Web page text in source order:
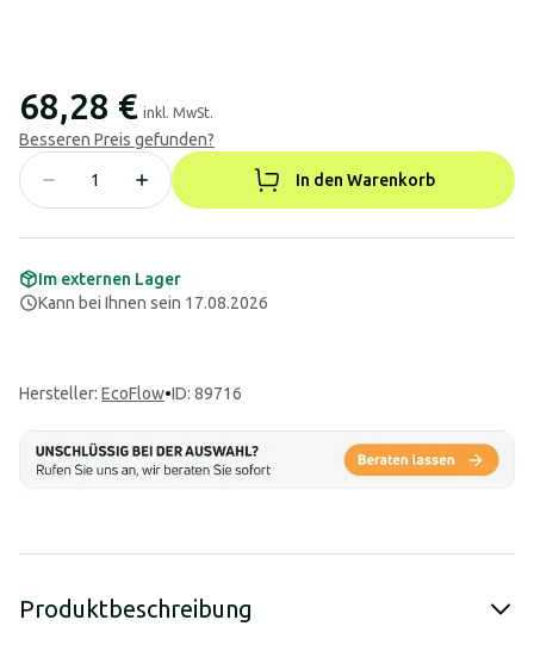
68,28 € inkl. MwSt.
Besseren Preis gefunden?
In den Warenkorb
Im externen Lager
Kann bei Ihnen sein 17.08.2026
Hersteller: EcoFlow•ID: 89716
Produktbeschreibung